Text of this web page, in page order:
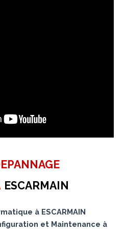
ESCARMAIN
à ESCARMAIN
et Maintenance à